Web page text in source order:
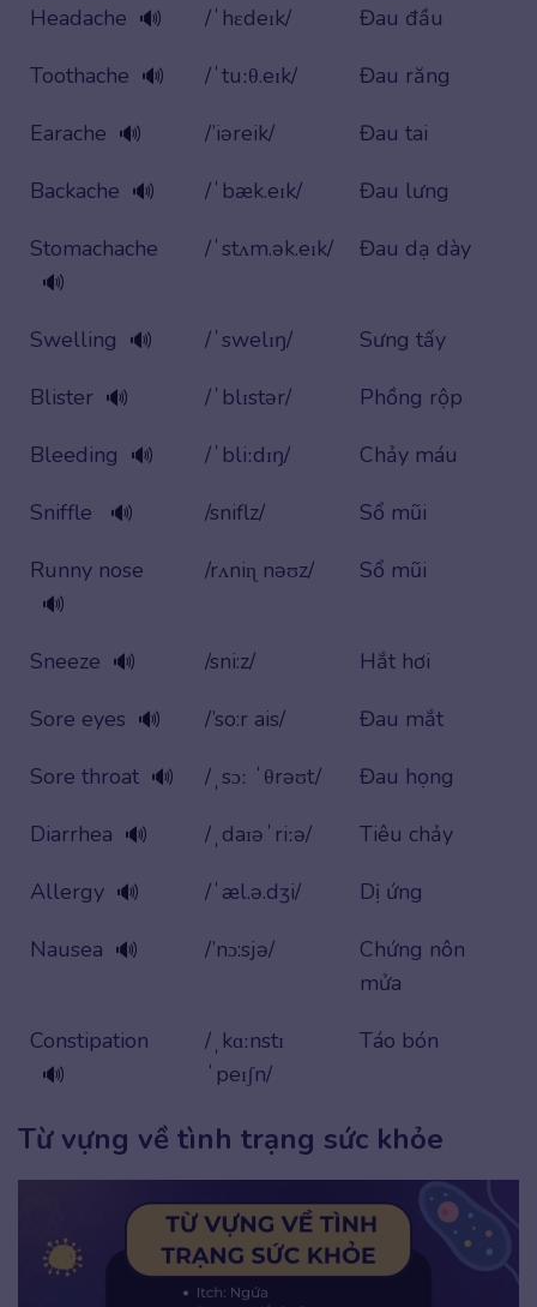
Headache 🔊 /ˈhɛdeɪk/
Đau đầu
Toothache 🔊 /ˈtuːθ.eɪk/
Đau răng
Earache 🔊 /’iəreik/
Đau tai
Backache 🔊 /ˈbæk.eɪk/
Đau lưng
Stomachache
🔊
/ˈstʌm.ək.eɪk/ Đau dạ dày
Swelling 🔊 /ˈswelɪŋ/
Sưng tấy
Blister 🔊 /ˈblɪstər/
Phồng rộp
Bleeding 🔊 /ˈbliːdɪŋ/
Chảy máu
Sniffle
🔊 /sniflz/
Sổ mũi
Runny nose
🔊
/rʌniɳ nəʊz/ Sổ mũi
Sneeze 🔊 /sni:z/
Hắt hơi
Sore eyes 🔊 /’so:r ais/
Đau mắt
Sore throat 🔊 /ˌsɔː ˈθrəʊt/
Đau họng
Diarrhea 🔊 /ˌdaɪəˈriːə/
Tiêu chảy
Allergy 🔊 /ˈæl.ə.dʒi/
Dị ứng
Nausea 🔊 /’nɔ:sjə/
Chứng nôn
mửa
Constipation
🔊
/ˌkɑːnstɪ
ˈpeɪʃn/
Táo bón
Từ vựng về tình trạng sức khỏe